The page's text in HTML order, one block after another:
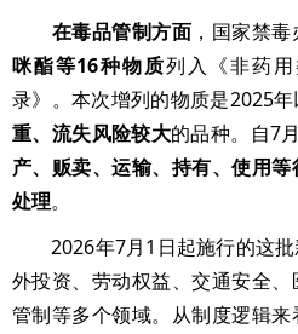
在毒品管制方面 ，国家禁
咪酯等16种物质列入《非药
录》。本次增列的物质是2025
重、流失风险较大的品种。自7
产、贩卖、运输、持有、使用
处理。
2026年7月1日起施行的这批
外投资、劳动权益、交通安全
管制等多个领域。从制度逻辑